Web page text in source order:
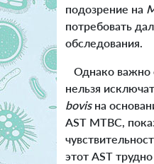
подозрение на
потребовать
обследования.
Однако важно
нельзя
bovisна
AST MTBC,
этот AST